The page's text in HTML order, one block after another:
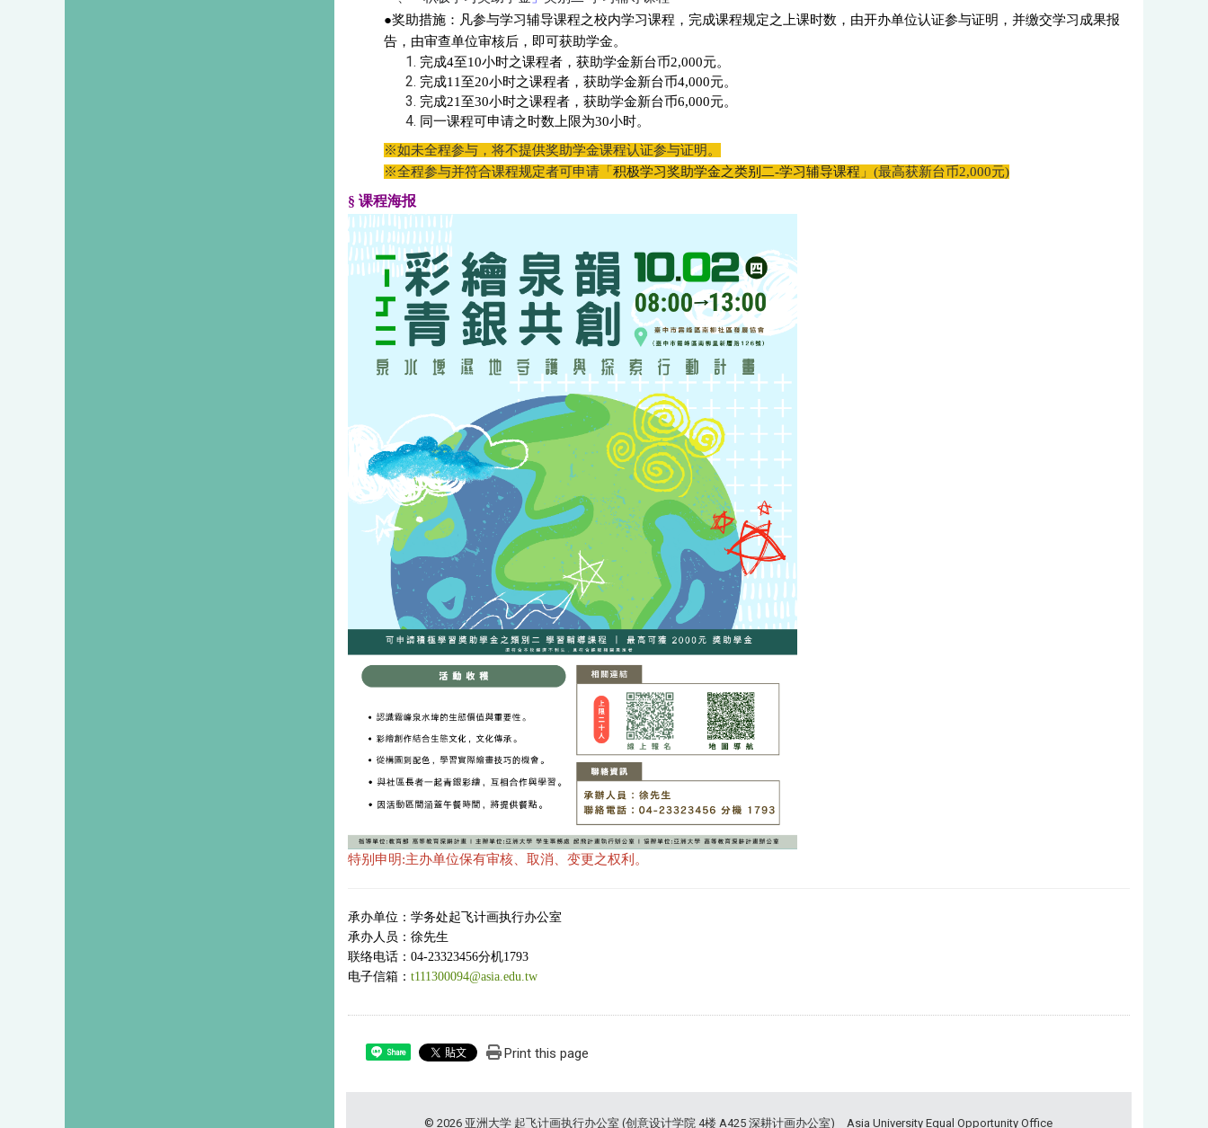
●奖助措施 ： 凡参与学习辅导课程之校内学习课程，完成课程规定之上课时数，由开办单位认证参与证明，并缴交学习成果报
告，由审查单位审核后，即可获助学金。
完成4至10小时之课程者，获助学金新台币2,000元。
完成11至20小时之课程者，获助学金新台币4,000元。
完成21至30小时之课程者，获助学金新台币6,000元。
同一课程可申请之时数上限为30小时。
※如未全程参与，将不提供奖助学金课程认证参与证明。
※全程参与并符合课程规定者可申请「 积极学习奖助学金之类别二-学习辅导课程 」(最高获新台币2,000元)
§ 课程海报
特别申明:主办单位保有审核、取消、变更之权利。
承办单位：学务处起飞计画执行办公室
承办人员：徐先生
联络电话：04-23323456分机1793
电子信箱： t111300094@asia.edu.tw
Share Print this page
© 2026 亚洲大学 起飞计画执行办公室 (创意设计学院 4楼 A425 深耕计画办公室) Asia University Equal Opportunity Office